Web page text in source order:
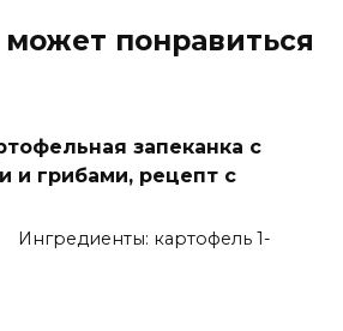
понравиться
запеканка с
и грибами, рецепт с
Ингредиенты: картофель 1-